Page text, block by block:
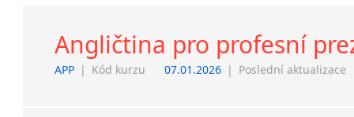
Angličtina pro profesní
APP | Kód kurzu 07.01.2026 | Poslední aktualizace